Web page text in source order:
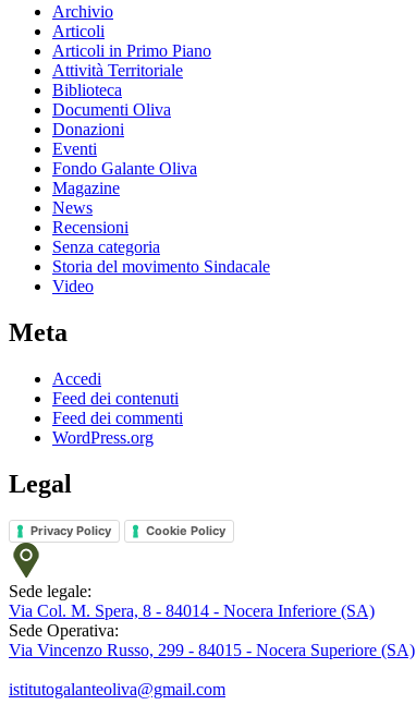
Archivio
Articoli
Articoli in Primo Piano
Attività Territoriale
Biblioteca
Documenti Oliva
Donazioni
Eventi
Fondo Galante Oliva
Magazine
News
Recensioni
Senza categoria
Storia del movimento Sindacale
Video
Meta
Accedi
Feed dei contenuti
Feed dei commenti
WordPress.org
Legal
Privacy Policy Cookie Policy
Sede legale:
Via Col. M. Spera, 8 - 84014 - Nocera Inferiore (SA)
Sede Operativa:
Via Vincenzo Russo, 299 - 84015 - Nocera Superiore (SA)
istitutogalanteoliva@gmail.com